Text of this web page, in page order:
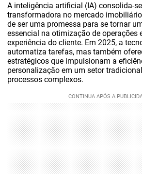
A inteligência artificial (IA) consolida-
transformadora no mercado
de ser uma promessa para se tornar
essencial na otimização de operações
experiência do cliente. Em 2025, a
automatiza tarefas, mas também
estratégicos que impulsionam a
personalização em um setor
processos complexos.